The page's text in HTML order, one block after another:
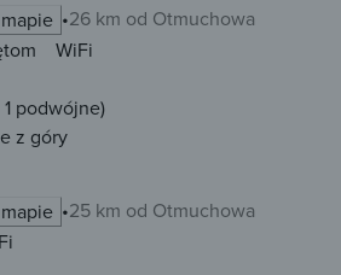
26 km od Otmuchowa
WiFi
podwójne)
z góry
25 km od Otmuchowa